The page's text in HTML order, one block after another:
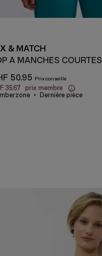
& MATCH
À MANCHES COURTES
50.95
35.67
prix membre
Dernière pièce